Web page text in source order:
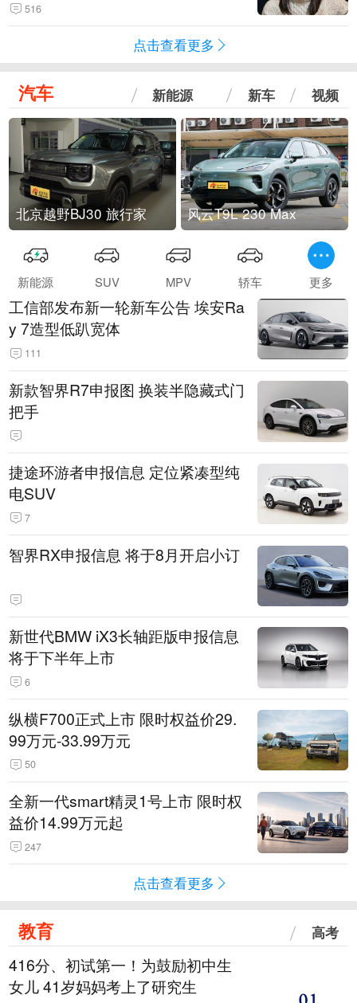
516
点击查看更多
汽车 新能源 新车 视频
北京越野BJ30 旅行家 风云T9L 230 Max
新能源 SUV MPV 轿车 更多
工信部发布新一轮新车公告 埃安Ra
y 7造型低趴宽体
111
新款智界R7申报图 换装半隐藏式门
把手
捷途环游者申报信息 定位紧凑型纯
电SUV
7
智界RX申报信息 将于8月开启小订
新世代BMW iX3长轴距版申报信息
将于下半年上市
6
纵横F700正式上市 限时权益价29.
99万元-33.99万元
50
全新一代smart精灵1号上市 限时权
益价14.99万元起
247
点击查看更多
教育 高考
416分、初试第一！为鼓励初中生
女儿 41岁妈妈考上了研究生